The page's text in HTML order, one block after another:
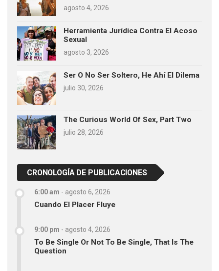
agosto 4, 2026
Herramienta Jurídica Contra El Acoso
Sexual
agosto 3, 2026
Ser O No Ser Soltero, He Ahí El Dilema
julio 30, 2026
The Curious World Of Sex, Part Two
julio 28, 2026
CRONOLOGÍA DE PUBLICACIONES
6:00 am - agosto 6, 2026
Cuando El Placer Fluye
9:00 pm - agosto 4, 2026
To Be Single Or Not To Be Single, That Is The
Question